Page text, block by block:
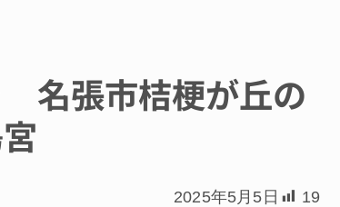
名張市桔梗が丘の
2025年5月5日 19